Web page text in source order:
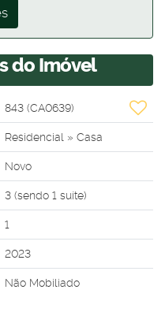
do Imóvel
843 (CA0639)
Residencial » Casa
Novo
3 (sendo 1 suíte)
1
2023
Não Mobiliado